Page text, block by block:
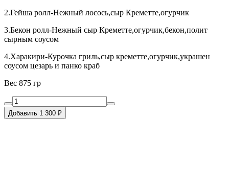
2.Гейша ролл-Нежный лосось,сыр Креметте,огурчик
3.Бекон ролл-Нежный сыр Креметте,огурчик,бекон,полит
сырным соусом
4.Харакири-Курочка гриль,сыр креметте,огурчик,украшен
соусом цезарь и панко краб
Вес 875 гр
Добавить 1 300 ₽